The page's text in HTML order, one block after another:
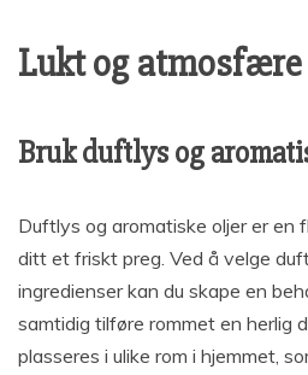
Lukt og atmosfære
Bruk duftlys og
Duftlys og aromatiske oljer er en
ditt et friskt preg. Ved å velge
ingredienser kan du skape en
samtidig tilføre rommet en herlig
plasseres i ulike rom i hjemmet,